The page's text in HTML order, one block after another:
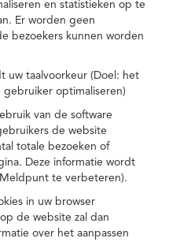
en statistieken op te
Er worden geen
bezoekers kunnen worden
uw taalvoorkeur (Doel: het
optimaliseren)
van de software
de website
totale bezoeken of
Deze informatie wordt
te verbeteren).
in uw browser
de website zal dan
over het aanpassen